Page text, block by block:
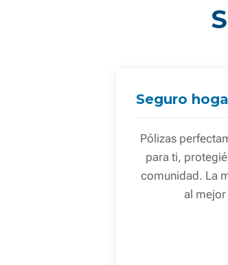
Seguro
Pólizas
para ti,
comunidad. La
al